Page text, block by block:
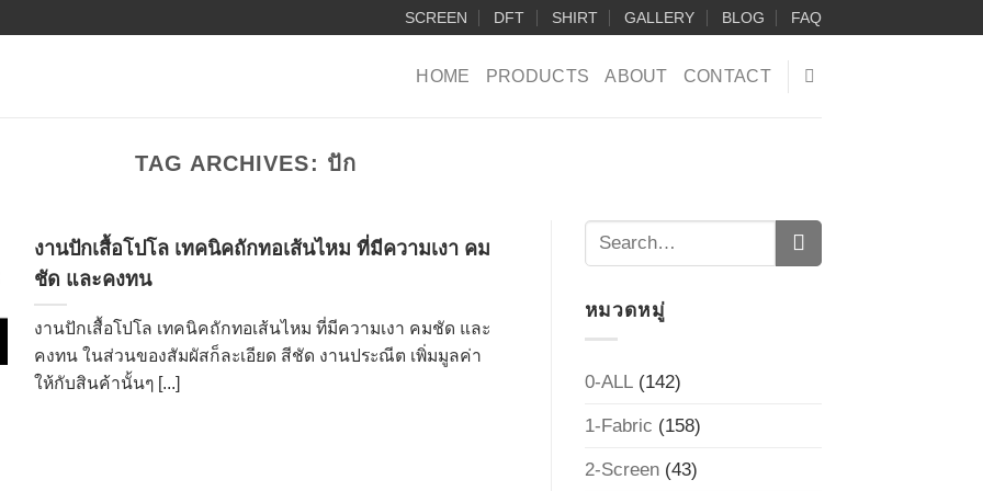
SCREEN DFT SHIRT GALLERY BLOG FAQ
HOME PRODUCTS ABOUT CONTACT
TAG ARCHIVES: ปัก
งานปักเสื้อโปโล เทคนิคถักทอเส้นไหม ที่มีความเงา คม
ชัด และคงทน
งานปักเสื้อโปโล เทคนิคถักทอเส้นไหม ที่มีความเงา คมชัด และ
คงทน ในส่วนของสัมผัสก็ละเอียด สีชัด งานประณีต เพิ่มมูลค่า
ให้กับสินค้านั้นๆ [...]
หมวดหมู่
0-ALL(142)
1-Fabric (158)
2-Screen(43)